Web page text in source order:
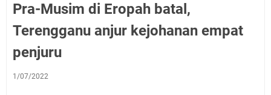
Pra-Musim di Eropah batal,
Terengganu anjur kejohanan empat
penjuru
1/07/2022